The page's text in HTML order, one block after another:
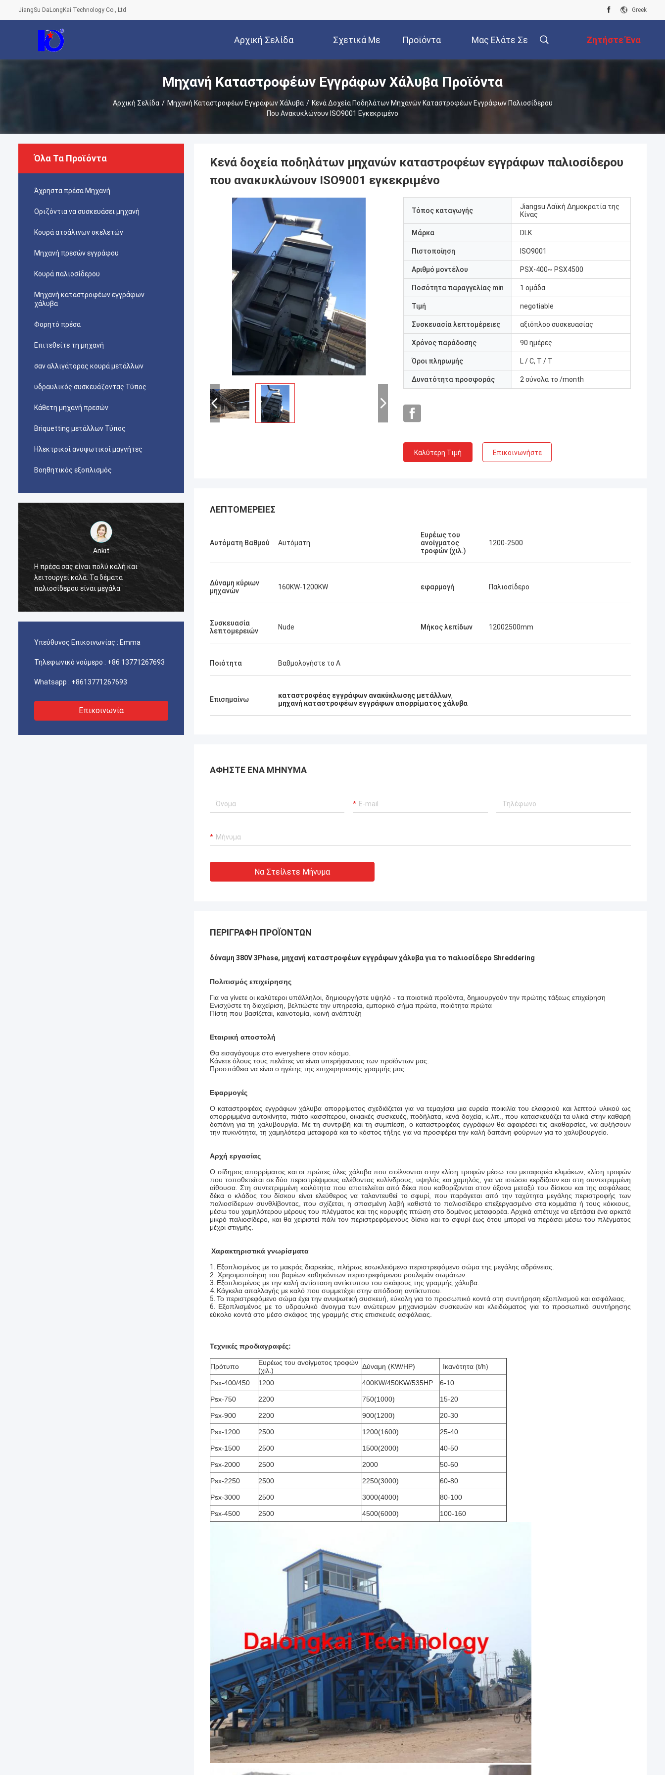
JiangSu DaLongKai Technology Co., Ltd Greek
Αρχική Σελίδα Σχετικά Με
Εμάς
Προϊόντα Μας Ελάτε Σε
Επαφή Με
Ζητήστε Ένα
Απόσπασμα
Μηχανή Καταστροφέων Εγγράφων Χάλυβα Προϊόντα
Αρχική Σελίδα / Μηχανή Καταστροφέων Εγγράφων Χάλυβα / Κενά Δοχεία Ποδηλάτων Μηχανών Καταστροφέων Εγγράφων Παλιοσίδερου
Που Ανακυκλώνουν ISO9001 Εγκεκριμένο
Όλα Τα Προϊόντα
Άχρηστα πρέσα Μηχανή
Οριζόντια να συσκευάσει μηχανή
Κουρά ατσάλινων σκελετών
Μηχανή πρεσών εγγράφου
Κουρά παλιοσίδερου
Μηχανή καταστροφέων εγγράφων
χάλυβα
Φορητό πρέσα
Επιτεθείτε τη μηχανή
σαν αλλιγάτορας κουρά μετάλλων
υδραυλικός συσκευάζοντας Τύπος
Κάθετη μηχανή πρεσών
Briquetting μετάλλων Τύπος
Ηλεκτρικοί ανυψωτικοί μαγνήτες
Βοηθητικός εξοπλισμός
Ankit
Η πρέσα σας είναι πολύ καλή και
λειτουργεί καλά. Τα δέματα
παλιοσίδερου είναι μεγάλα.
Manu
Υπεύθυνος Επικοινωνίας : Emma
Τηλεφωνικό νούμερο : +86 13771267693
Whatsapp : +8613771267693
Επικοινωνία
Κενά δοχεία ποδηλάτων μηχανών καταστροφέων εγγράφων παλιοσίδερου
που ανακυκλώνουν ISO9001 εγκεκριμένο
Τόπος καταγωγής
Jiangsu Λαϊκή Δημοκρατία της
Κίνας
Μάρκα DLK
Πιστοποίηση ISO9001
Αριθμό μοντέλου PSX-400~ PSX4500
Ποσότητα παραγγελίας min 1 ομάδα
Τιμή negotiable
Συσκευασία λεπτομέρειες αξιόπλοο συσκευασίας
Χρόνος παράδοσης 90 ημέρες
Όροι πληρωμής L / C, T / T
Δυνατότητα προσφοράς 2 σύνολα το /month
Καλύτερη Τιμή Επικοινωνήστε
ΛΕΠΤΟΜΈΡΕΙΕΣ
Αυτόματη Βαθμού Αυτόματη
Ευρέως του
ανοίγματος
τροφών (χιλ.)
1200-2500
Δύναμη κύριων
μηχανών
160KW-1200KW εφαρμογή Παλιοσίδερο
Συσκευασία
λεπτομερειών
Nude Μήκος λεπίδων 12002500mm
Ποιότητα Βαθμολογήστε το Α
Επισημαίνω καταστροφέας εγγράφων ανακύκλωσης μετάλλων,
μηχανή καταστροφέων εγγράφων απορρίματος χάλυβα
ΑΦΉΣΤΕ ΈΝΑ ΜΉΝΥΜΑ
Να Στείλετε Μήνυμα
ΠΕΡΙΓΡΑΦΉ ΠΡΟΪΌΝΤΩΝ
δύναμη 380V 3Phase, μηχανή καταστροφέων εγγράφων χάλυβα για το παλιοσίδερο Shreddering
Πολιτισμός επιχείρησης
Για να γίνετε οι καλύτεροι υπάλληλοι, δημιουργήστε υψηλό - τα ποιοτικά προϊόντα, δημιουργούν την πρώτης τάξεως επιχείρηση
Ενισχύστε τη διαχείριση, βελτιώστε την υπηρεσία, εμπορικό σήμα πρώτα, ποιότητα πρώτα
Πίστη που βασίζεται, καινοτομία, κοινή ανάπτυξη
Εταιρική αποστολή
Θα εισαγάγουμε στο everyshere στον κόσμο.
Κάνετε όλους τους πελάτες να είναι υπερήφανους των προϊόντων μας.
Προσπάθεια να είναι ο ηγέτης της επιχειρησιακής γραμμής μας.
Εφαρμογές
Ο καταστροφέας εγγράφων χάλυβα απορρίματος σχεδιάζεται για να τεμαχίσει μια ευρεία ποικιλία του ελαφριού και λεπτού υλικού ως
απορριμμένα αυτοκίνητα, πιάτο κασσίτερου, οικιακές συσκευές, ποδήλατα, κενά δοχεία, κ.λπ., που κατασκευάζει τα υλικά στην καθαρή
δαπάνη για τη χαλυβουργία. Με τη συντριβή και τη συμπίεση, ο καταστροφέας εγγράφων θα αφαιρέσει τις ακαθαρσίες, να αυξήσουν
την πυκνότητα, τη χαμηλότερα μεταφορά και το κόστος τήξης για να προσφέρει την καλή δαπάνη φούρνων για το χαλυβουργείο.
Αρχή εργασίας
Ο σίδηρος απορρίματος και οι πρώτες ύλες χάλυβα που στέλνονται στην κλίση τροφών μέσω του μεταφορέα κλιμάκων, κλίση τροφών
που τοποθετείται σε δύο περιστρέψιμους αλέθοντας κυλίνδρους, υψηλός και χαμηλός, για να ισιώσει κερδίζουν και στη συντετριμμένη
αίθουσα. Στη συντετριμμένη κοιλότητα που αποτελείται από δέκα που καθορίζονται στον άξονα μεταξύ του δίσκου και της ασφάλειας
δέκα ο κλάδος του δίσκου είναι ελεύθερος να ταλαντευθεί το σφυρί, που παράγεται από την ταχύτητα μεγάλης περιστροφής των
παλιοσίδερων συνθλίβοντας, που σχίζεται, η σπασμένη λαβή καθιστά το παλιοσίδερο επεξεργασμένο στα κομμάτια ή τους κόκκους,
μέσω του χαμηλότερου μέρους του πλέγματος και της κορυφής πτώση στο δομένος μεταφορέα. Αρχικά απέτυχε να εξετάσει ένα αρκετά
μικρό παλιοσίδερο, και θα χειριστεί πάλι τον περιστρεφόμενους δίσκο και το σφυρί έως ότου μπορεί να περάσει μέσω του πλέγματος
μέχρι στιγμής.
Χαρακτηριστικά γνωρίσματα
1. Εξοπλισμένος με το μακράς διαρκείας, πλήρως εσωκλειόμενο περιστρεφόμενο σώμα της μεγάλης αδράνειας.
2. Χρησιμοποίηση του βαρέων καθηκόντων περιστρεφόμενου ρουλεμάν σωμάτων.
3. Εξοπλισμένος με την καλή αντίσταση αντίκτυπου του σκάφους της γραμμής χάλυβα.
4. Κάγκελα απαλλαγής με καλό που συμμετέχει στην απόδοση αντίκτυπου.
5. Το περιστρεφόμενο σώμα έχει την ανυψωτική συσκευή, εύκολη για το προσωπικό κοντά στη συντήρηση εξοπλισμού και ασφάλειας.
6. Εξοπλισμένος με το υδραυλικό άνοιγμα των ανώτερων μηχανισμών συσκευών και κλειδώματος για το προσωπικό συντήρησης
εύκολο κοντά στο μέσο σκάφος της γραμμής στις επισκευές ασφάλειας.
Τεχνικές προδιαγραφές:
Πρότυπο
Ευρέως του ανοίγματος τροφών
(χιλ.)
Δύναμη (KW/HP) Ικανότητα (t/h)
Psx-400/450 1200 400KW/450KW/535HP 6-10
Psx-750 2200 750(1000) 15-20
Psx-900 2200 900(1200) 20-30
Psx-1200 2500 1200(1600) 25-40
Psx-1500 2500 1500(2000) 40-50
Psx-2000 2500 2000 50-60
Psx-2250 2500 2250(3000) 60-80
Psx-3000 2500 3000(4000) 80-100
Psx-4500 2500 4500(6000) 100-160